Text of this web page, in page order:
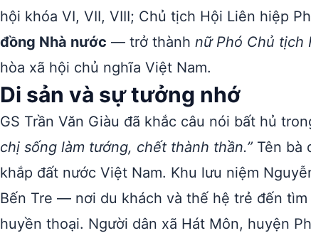
hội khóa VI, VII, VIII; Chủ tịch Hội Liên hiệp
đồng Nhà nước — trở thành nữ Phó Chủ tịch
hòa xã hội chủ nghĩa Việt Nam.
Di sản và sự tưởng nhớ
GS Trần Văn Giàu đã khắc câu nói bất hủ
chị sống làm tướng, chết thành thần.” Tên bà
khắp đất nước Việt Nam. Khu lưu niệm
Bến Tre — nơi du khách và thế hệ trẻ đến
huyền thoại. Người dân xã Hát Môn, huyện